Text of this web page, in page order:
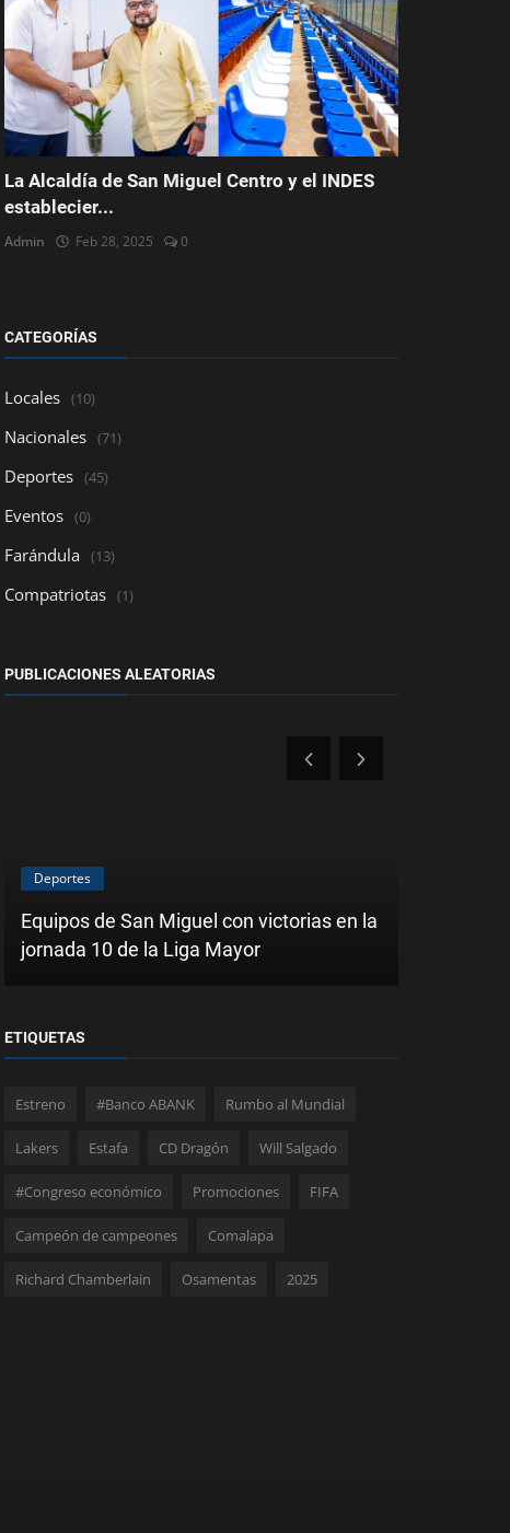
La Alcaldía de San Miguel Centro y el INDES
establecier...
Admin Feb 28, 2025 0
CATEGORÍAS
Locales (10)
Nacionales (71)
Deportes (45)
Eventos (0)
Farándula (13)
Compatriotas (1)
PUBLICACIONES ALEATORIAS
Deportes
Equipos de San Miguel con victorias en la
jornada 10 de la Liga Mayor
ETIQUETAS
Estreno #Banco ABANK Rumbo al Mundial
Lakers Estafa CD Dragón Will Salgado
#Congreso económico Promociones FIFA
Campeón de campeones Comalapa
Richard Chamberlain Osamentas 2025